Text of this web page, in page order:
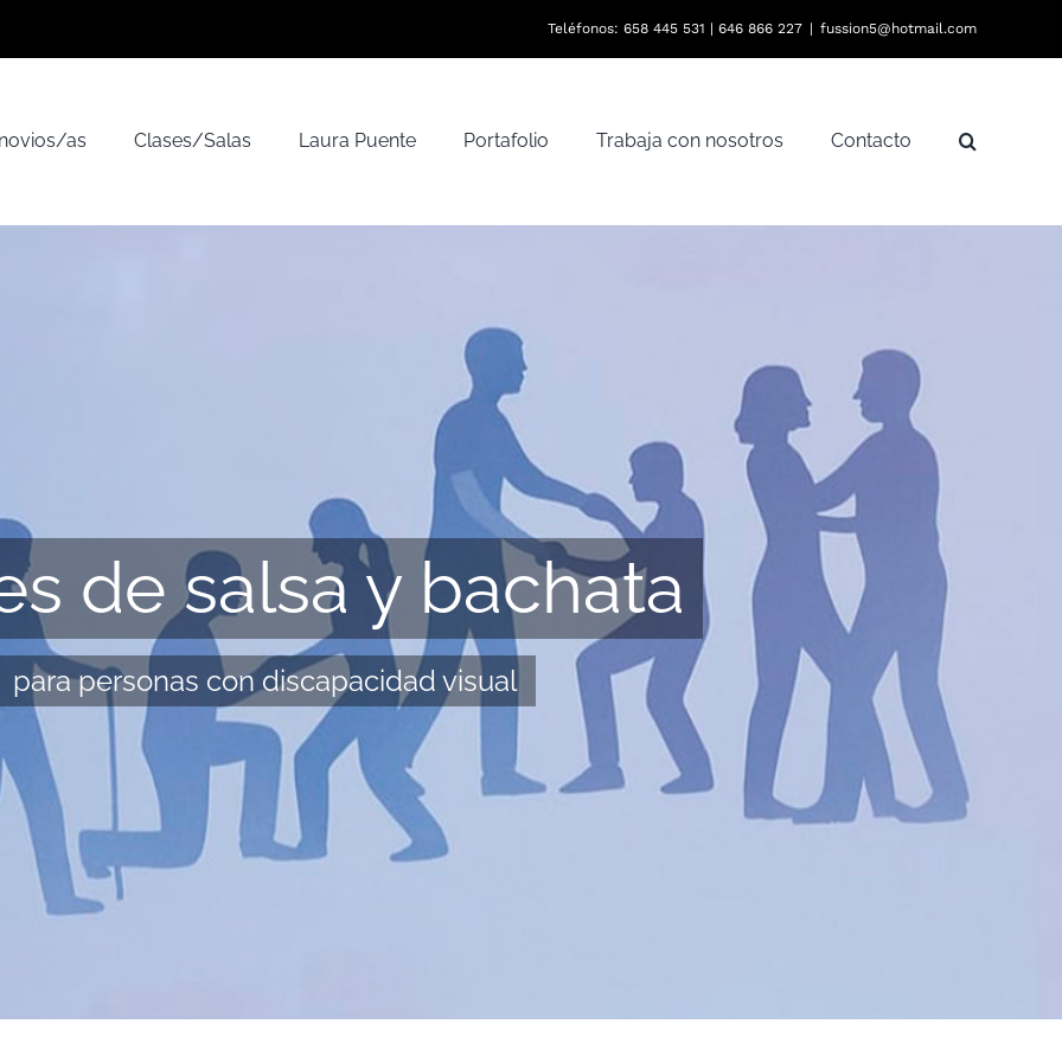
Teléfonos: 658 445 531 | 646 866 227 | fussion5@hotmail.com
as Clases/Salas Laura Puente Portafolio Trabaja con nosotros Contacto
de salsa y bachata
para personas con discapacidad visual